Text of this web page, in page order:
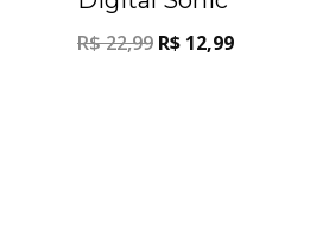
R$22,99 R$ 12,99